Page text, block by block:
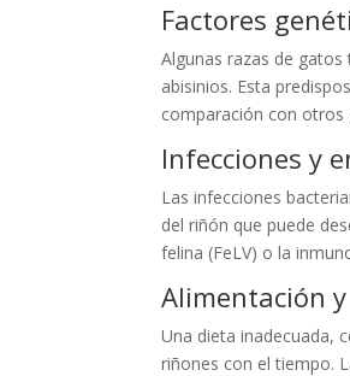
Factores
Algunas razas de
abisinios. Esta
comparación con otros
Infecciones y
Las infecciones
del riñón que puede
felina (FeLV) o la
Alimentación
Una dieta inadecuada,
riñones con el tiempo.